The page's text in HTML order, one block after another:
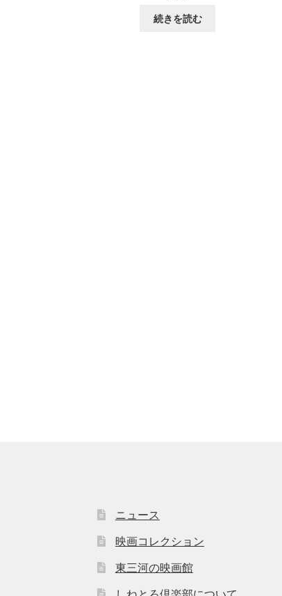
続きを読む
ニュース
映画コレクション
東三河の映画館